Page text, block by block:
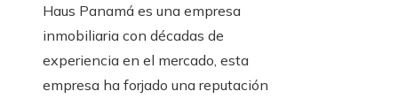
Haus Panamá es una empresa
inmobiliaria con décadas de
experiencia en el mercado, esta
empresa ha forjado una reputación